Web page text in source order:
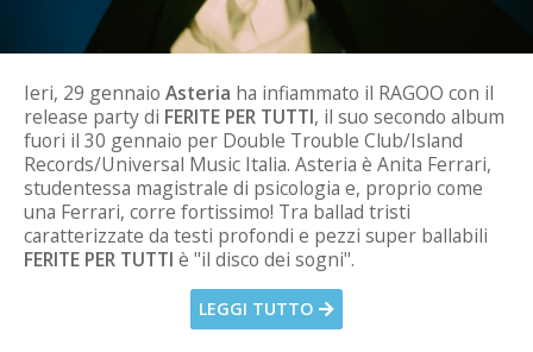
Ieri, 29 gennaio Asteria ha infiammato il RAGOO con il
release party di FERITE PER TUTTI, il suo secondo album
fuori il 30 gennaio per Double Trouble Club/Island
Records/Universal Music Italia. Asteria è Anita Ferrari,
studentessa magistrale di psicologia e, proprio come
una Ferrari, corre fortissimo! Tra ballad tristi
caratterizzate da testi profondi e pezzi super ballabili
FERITE PER TUTTI è "il disco dei sogni".
LEGGI TUTTO